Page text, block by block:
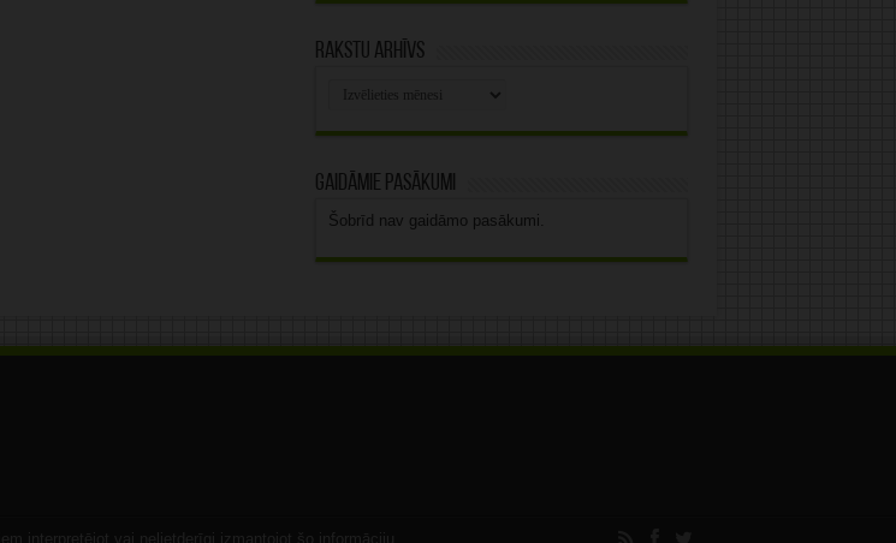
Rakstu arhīvs
Gaidāmie pasākumi
Šobrīd nav gaidāmo pasākumi.
interpretējot vai nelietderīgi izmantojot šo informāciju.